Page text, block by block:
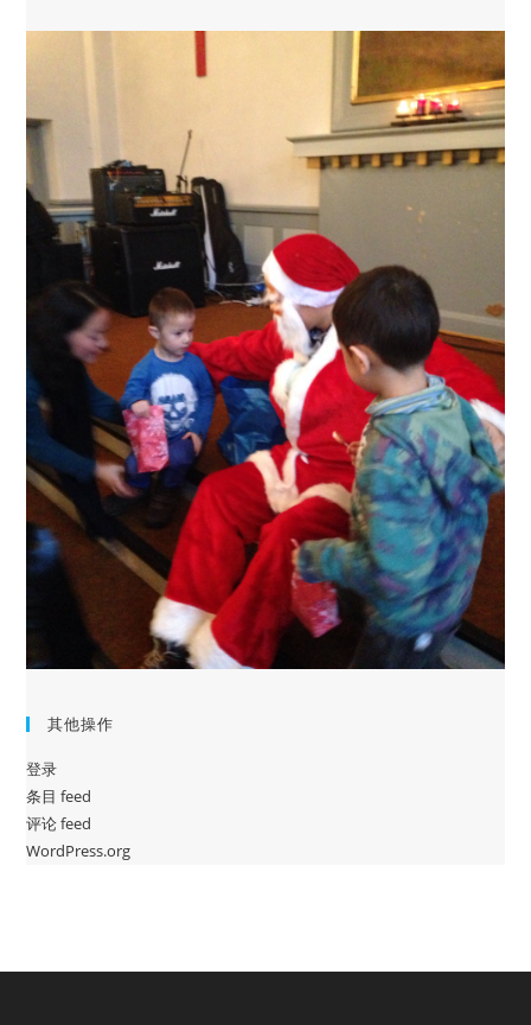
其他操作
登录
条目 feed
评论 feed
WordPress.org